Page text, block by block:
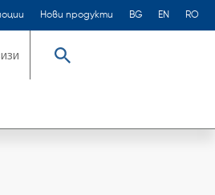
Нови продукти BG EN RO
Търсене